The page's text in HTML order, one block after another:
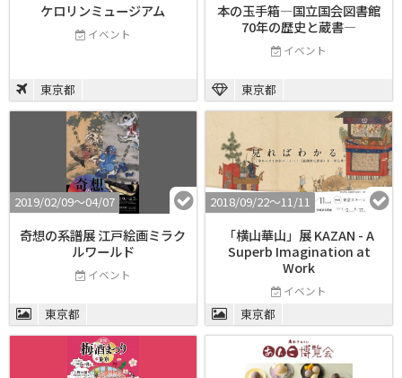
ケロリンミュージアム
イベント
東京都
本の玉手箱―国立国会図書館
70年の歴史と蔵書―
イベント
東京都
2019/02/09〜04/07
奇想の系譜展 江戸絵画ミラク
ルワールド
イベント
東京都
2018/09/22〜11/11
「横山華山」展 KAZAN - A
Superb Imagination at
Work
イベント
東京都